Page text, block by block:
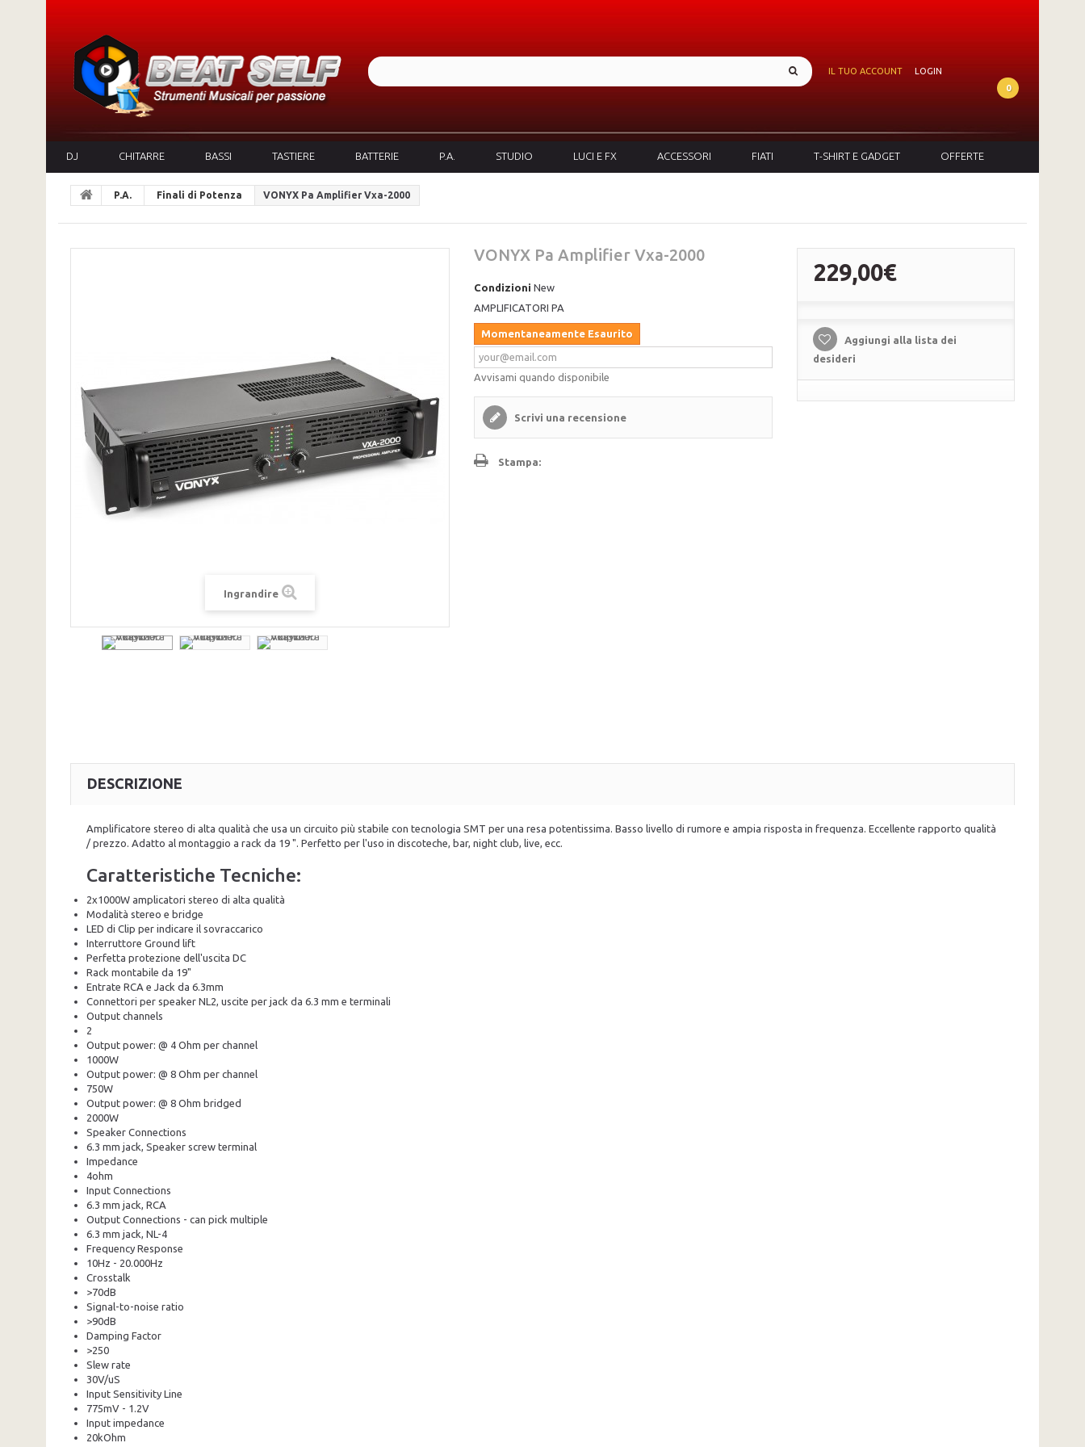
IL TUO ACCOUNT
LOGIN
0
DJ CHITARRE BASSI TASTIERE BATTERIE P.A. STUDIO LUCI E FX ACCESSORI FIATI T-SHIRT E GADGET OFFERTE
P.A. Finali di Potenza VONYX Pa Amplifier Vxa-2000
Ingrandire
VONYX Pa Amplifier Vxa-2000
Condizioni New
AMPLIFICATORI PA
Momentaneamente Esaurito
Avvisami quando disponibile
Scrivi una recensione
Stampa:
229,00€
Aggiungi alla lista dei
desideri
DESCRIZIONE
Amplificatore stereo di alta qualità che usa un circuito più stabile con tecnologia SMT per una resa potentissima. Basso livello di rumore e ampia risposta in frequenza. Eccellente rapporto qualità
/ prezzo. Adatto al montaggio a rack da 19 ". Perfetto per l'uso in discoteche, bar, night club, live, ecc.
Caratteristiche Tecniche:
2x1000W amplicatori stereo di alta qualità
Modalità stereo e bridge
LED di Clip per indicare il sovraccarico
Interruttore Ground lift
Perfetta protezione dell'uscita DC
Rack montabile da 19"
Entrate RCA e Jack da 6.3mm
Connettori per speaker NL2, uscite per jack da 6.3 mm e terminali
Output channels
2
Output power: @ 4 Ohm per channel
1000W
Output power: @ 8 Ohm per channel
750W
Output power: @ 8 Ohm bridged
2000W
Speaker Connections
6.3 mm jack, Speaker screw terminal
Impedance
4ohm
Input Connections
6.3 mm jack, RCA
Output Connections - can pick multiple
6.3 mm jack, NL-4
Frequency Response
10Hz - 20.000Hz
Crosstalk
>70dB
Signal-to-noise ratio
>90dB
Damping Factor
>250
Slew rate
30V/uS
Input Sensitivity Line
775mV - 1.2V
Input impedance
20kOhm